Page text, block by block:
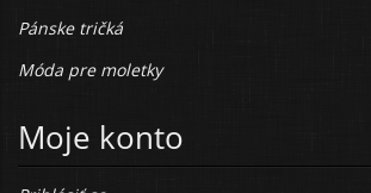
Pánske tričká
Móda pre moletky
Moje konto